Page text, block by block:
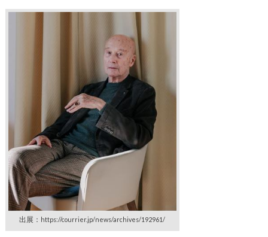
出展： https://courrier.jp/news/archives/192961/